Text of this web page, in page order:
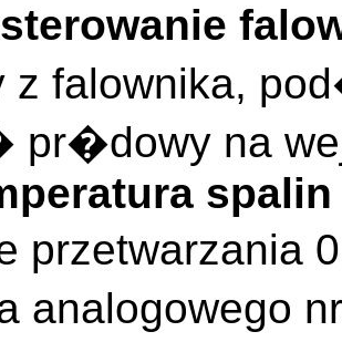
z falownika,
pr�dowy na
analogowego